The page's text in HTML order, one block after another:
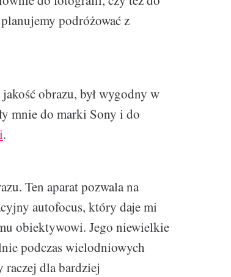
podróżować z
obrazu, był wygodny w
mnie do marki Sony i do
.
Ten aparat pozwala na
autofocus, który daje mi
obiektywowi. Jego niewielkie
podczas wielodniowych
dla bardziej